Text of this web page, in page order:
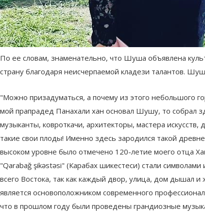
По ее словам, знаменательно, что Шуша объявлена
страну благодаря неисчерпаемой кладези талантов.
"Можно призадуматься, а почему из этого небольшого
мой прапрадед Панахали хан основал Шушу, то собрал
музыканты, ковроткачи, архитекторы, мастера
такие свои плоды! Именно здесь зародился такой
высоком уровне было отмечено 120-летие моего отца
"Qarabağ şikəstəsi" (Карабах шикестеси) стали
всего Востока, так как каждый двор, улица, дом дышал
является основоположником современного
что в прошлом году были проведены грандиозные